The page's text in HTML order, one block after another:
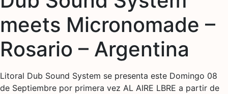
meets Micronomade –
Rosario – Argentina
Litoral Dub Sound System se presenta este Domingo 08
de Septiembre por primera vez AL AIRE LBRE a partir de